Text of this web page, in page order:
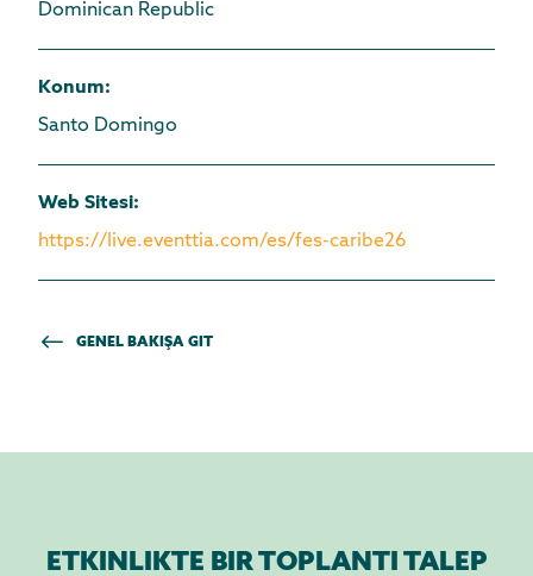
Dominican Republic
Konum:
Santo Domingo
Web Sitesi:
https://live.eventtia.com/es/fes-caribe26
GENEL BAKIŞA GIT
ETKINLIKTE BIR TOPLANTI TALEP